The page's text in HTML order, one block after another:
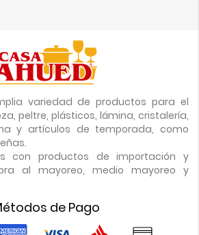
variedad de productos para el
peltre, plásticos, lámina, cristalería,
y artículos de temporada, como
con productos de importación y
al mayoreo, medio mayoreo y
de Pago